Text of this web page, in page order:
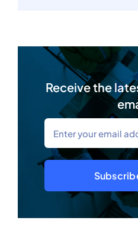
Receive the